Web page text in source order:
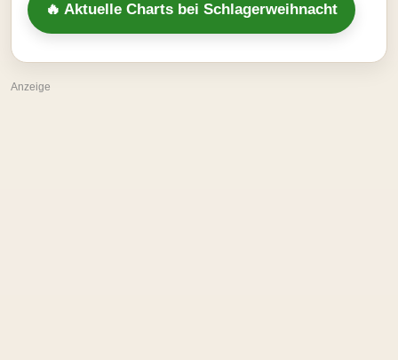
🔥 Aktuelle Charts bei Schlagerweihnacht
Anzeige